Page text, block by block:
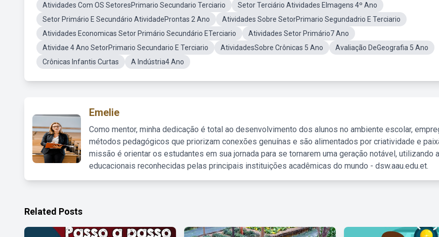
Atividades Com OS SetoresPrimario Secundario Terciario
Setor Terciário Atividades EImagens 4º Ano
Setor Primário E Secundário AtividadeProntas 2 Ano
Atividades Sobre SetorPrimario Segundadrio E Terciario
Atividades Economicas Setor Primário Secundário ETerciario
Atividades Setor Primário7 Ano
Atividae 4 Ano SetorPrimario Secundario E Terciario
AtividadesSobre Crônicas 5 Ano
Avaliação DeGeografia 5 Ano
Crônicas Infantis Curtas
A Indústria4 Ano
Emelie
Como mentor, minha dedicação é total ao desenvolvimento dos alunos no ambiente escolar,
métodos pedagógicos que priorizam conexões genuínas e são alimentados por criatividade e
missão é orientar os estudantes em sua jornada para se tornarem uma geração notável, utilizando
educacionais reconhecidas pelas principais instituições acadêmicas do mundo - dsw.aau.edu.et.
Related Posts